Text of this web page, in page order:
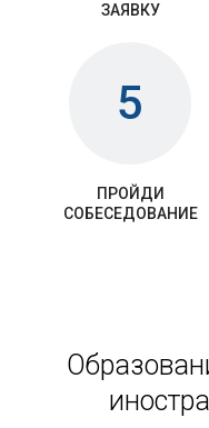
ЗАЯВКУ
5
ПРОЙДИ
СОБЕСЕДОВАНИЕ